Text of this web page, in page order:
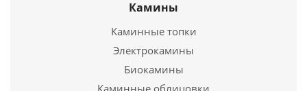
Решетка колосниковая РД-11, 400*300 (Рубцовск)
Камины
Каминные топки
Электрокамины
Биокамины
Каминные облицовки